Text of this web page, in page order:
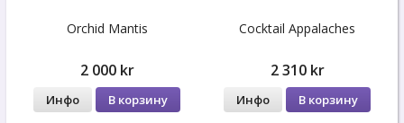
Orchid Mantis
2 000 kr
Инфо В корзину
Cocktail Appalaches
2 310 kr
Инфо В корзину